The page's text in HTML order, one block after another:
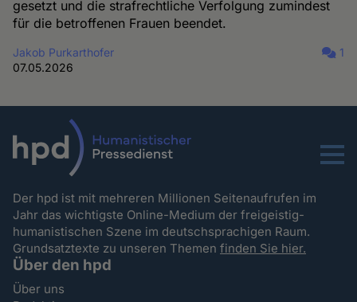
gesetzt und die strafrechtliche Verfolgung zumindest
für die betroffenen Frauen beendet.
Jakob Purkarthofer
07.05.2026
1
Menu
Der hpd ist mit mehreren Millionen Seitenaufrufen im
Jahr das wichtigste Online-Medium der freigeistig-
humanistischen Szene im deutschsprachigen Raum.
Grundsatztexte zu unseren Themenfinden Sie hier.
Über den hpd
Über uns